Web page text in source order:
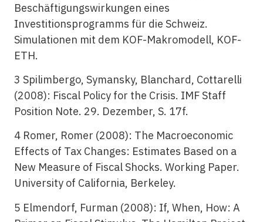
Beschäftigungswirkungen eines
Investitionsprogramms für die Schweiz.
Simulationen mit dem KOF-Makromodell, KOF-
ETH.
3 Spilimbergo, Symansky, Blanchard, Cottarelli
(2008): Fiscal Policy for the Crisis. IMF Staff
Position Note. 29. Dezember, S. 17f.
4 Romer, Romer (2008): The Macroeconomic
Effects of Tax Changes: Estimates Based on a
New Measure of Fiscal Shocks. Working Paper.
University of California, Berkeley.
5 Elmendorf, Furman (2008): If, When, How: A